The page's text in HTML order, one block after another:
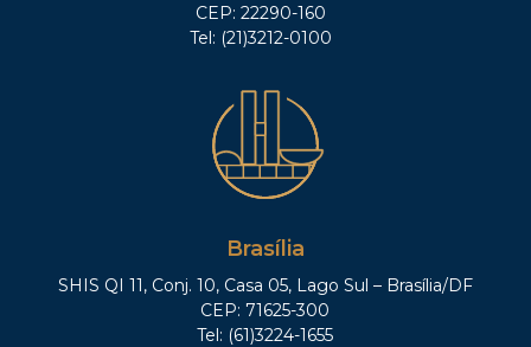
CEP: 22290-160
Tel: (21)3212-0100
Brasília
SHIS QI 11, Conj. 10, Casa 05, Lago Sul – Brasília/DF
CEP: 71625-300
Tel: (61)3224-1655